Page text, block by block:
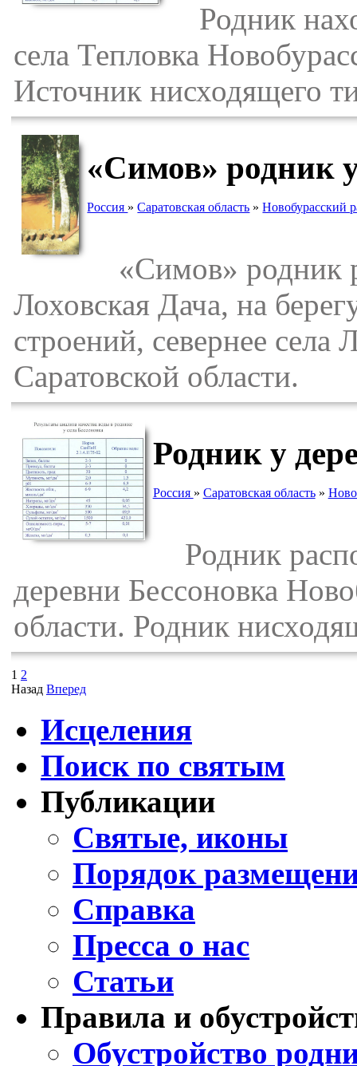
Родник
села Тепловка
Источник нисходящего
«Симов» родник
Россия »Саратовская область »Новобурасский
«Симов» родник
Лоховская Дача, на
строений, севернее села
Саратовской области.
Родник у
Россия » Саратовская область»
Родник
деревни Бессоновка
области. Родник
1 2
Назад Вперед
Исцеления
Поиск по святым
Публикации
Святые, иконы
Порядок
Справка
Пресса о нас
Статьи
Правила и
Обустройство